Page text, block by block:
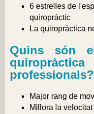
6 estrelles de
quiropràctic
La quiropràctica
Quins són
professionals?
Major rang de
Millora la velocitat